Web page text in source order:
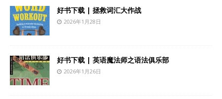
好书下载 | 拯救词汇大作战
2026年1月28日
好书下载 | 英语魔法师之语法俱乐部
2026年1月26日